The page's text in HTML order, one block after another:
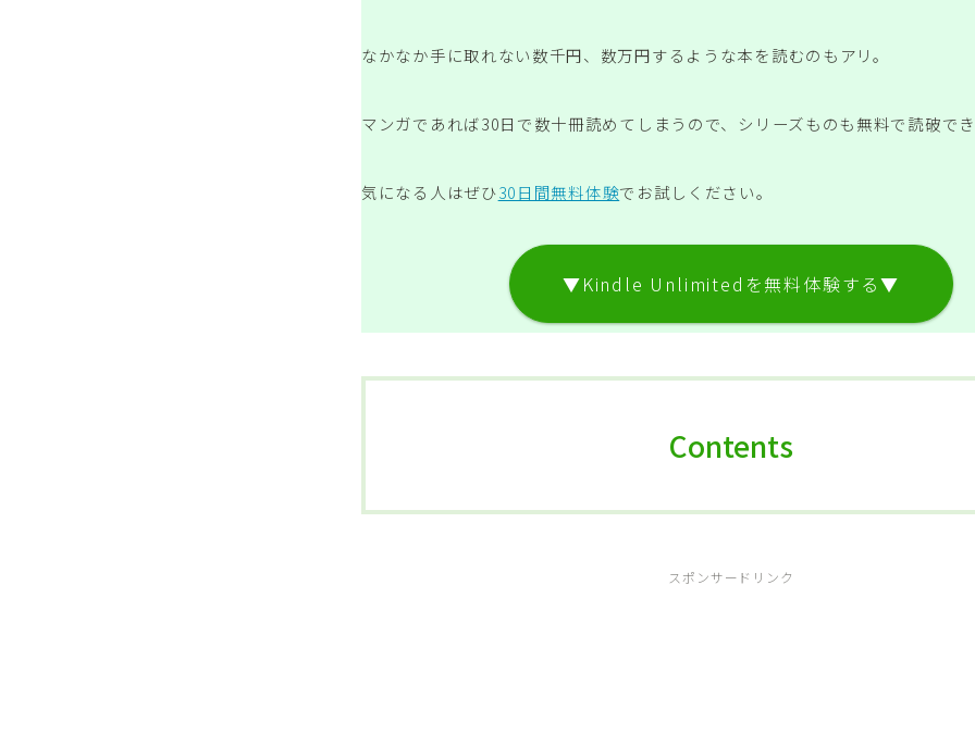
なかなか手に取れない数千円、数万円するような本を読むのもアリ。
マンガであれば30日で数十冊読めてしまうので、シリーズものも無料で読破でき
気になる人はぜひ30日間無料体験でお試しください。
▼Kindle Unlimitedを無料体験する▼
Contents
スポンサードリンク